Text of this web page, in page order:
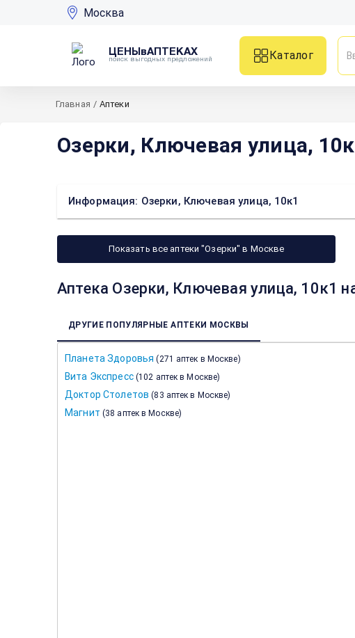
Москва
ЦЕНЫвАПТЕКАХ
поиск выгодных предложений
Каталог
Главная / Аптеки
Озерки, Ключевая улица,
Информация: Озерки, Ключевая улица, 10к1
Показать все аптеки "Озерки" в Москве
Аптека Озерки, Ключевая улица, 10к1
ДРУГИЕ ПОПУЛЯРНЫЕ АПТЕКИ МОСКВЫ
Планета Здоровья (271 аптек в Москве)
Вита Экспресс (102 аптек в Москве)
Доктор Столетов (83 аптек в Москве)
Магнит (38 аптек в Москве)